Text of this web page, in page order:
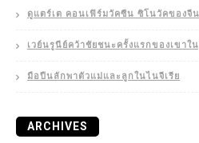
ดูแตร์เต คอนเฟิร์มวัคซีน ซิโนวัคของจี
เวย์นรูนีย์คว้าชัยชนะครั้งแรกของเขาใ
มือปืนลักพาตัวแม่และลูกในไนจีเรีย
ARCHIVES